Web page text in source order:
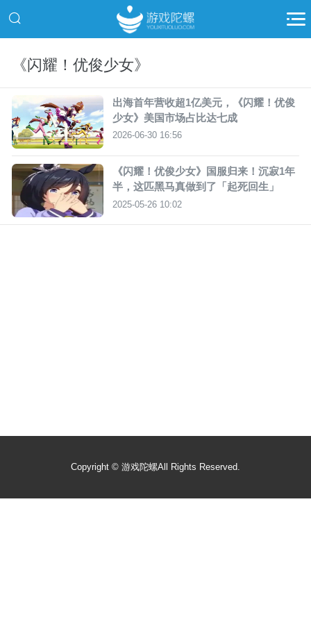
《闪耀！优俊少女》
出海首年营收超1亿美元，《闪耀！优俊
少女》美国市场占比达七成
2026-06-30 16:56
《闪耀！优俊少女》国服归来！沉寂1年
半，这匹黑马真做到了「起死回生」
2025-05-26 10:02
Copyright © 游戏陀螺All Rights Reserved.